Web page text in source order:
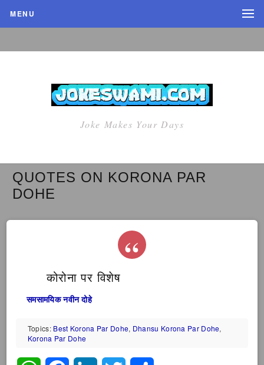
MENU
Joke Makes Your Days
QUOTES ON KORONA PAR
DOHE
कोरोना पर विशेष
समसामयिक नवीन दोहे
Topics: Best Korona Par Dohe, Dhansu Korona Par Dohe,
Korona Par Dohe